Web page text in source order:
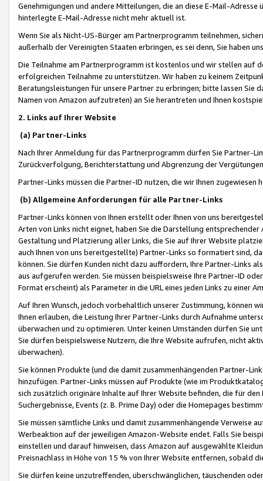
Genehmigungen und andere Mitteilungen, die an diese E-Mail-
hinterlegte E-Mail-Adresse nicht mehr aktuell ist.
Wenn Sie als Nicht-US-Bürger am Partnerprogramm teilnehmen,
außerhalb der Vereinigten Staaten erbringen, es sei denn, Sie haben
Die Teilnahme am Partnerprogramm ist kostenlos und wir stellen auf
erfolgreichen Teilnahme zu unterstützen. Wir haben zu keinem
Beratungsleistungen für unsere Partner zu erbringen; bitte lassen Sie
Namen von Amazon aufzutreten) an Sie herantreten und Ihnen
2. Links auf Ihrer Website
(a) Partner-Links
Nach Ihrer Anmeldung für das Partnerprogramm dürfen Sie Partner-
Zurückverfolgung, Berichterstattung und Abgrenzung der
Partner-Links müssen die Partner-ID nutzen, die wir Ihnen zugewiesen
(b) Allgemeine Anforderungen für alle Partner-Links
Partner-Links können von Ihnen erstellt oder Ihnen von uns
Arten von Links nicht eignet, haben Sie die Darstellung
Gestaltung und Platzierung aller Links, die Sie auf Ihrer Website
auch Ihnen von uns bereitgestellte) Partner-Links so formatiert sind,
können. Sie dürfen Kunden nicht dazu auffordern, Ihre Partner-Links
aus aufgerufen werden. Sie müssen beispielsweise Ihre Partner-ID
Format erscheint) als Parameter in die URL eines jeden Links zu einer
Auf Ihren Wunsch, jedoch vorbehaltlich unserer Zustimmung, können
Ihnen erlauben, die Leistung Ihrer Partner-Links durch Aufnahme
überwachen und zu optimieren. Unter keinen Umständen dürfen Sie
Sie dürfen beispielsweise Nutzern, die Ihre Website aufrufen, nicht
überwachen).
Sie können Produkte (und die damit zusammenhängenden Partner-
hinzufügen. Partner-Links müssen auf Produkte (wie im
sich zusätzlich originäre Inhalte auf Ihrer Website befinden, die für
Suchergebnisse, Events (z. B. Prime Day) oder die Homepages
Sie müssen sämtliche Links und damit zusammenhängende
Werbeaktion auf der jeweiligen Amazon-Website endet. Falls Sie
einstellen und darauf hinweisen, dass Amazon auf ausgewählte
Preisnachlass in Höhe von 15 % von Ihrer Website entfernen, sobald
Sie dürfen keine unzutreffenden, überschwänglichen, täuschenden